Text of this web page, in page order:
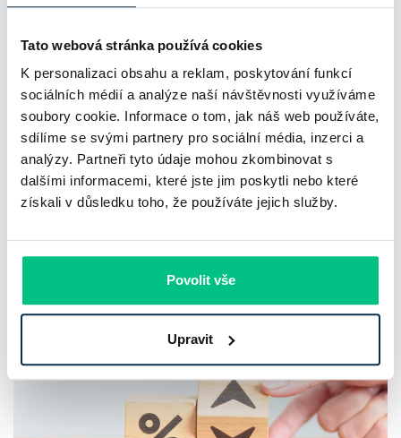
Tato webová stránka používá cookies
K personalizaci obsahu a reklam, poskytování funkcí
sociálních médií a analýze naší návštěvnosti využíváme
soubory cookie. Informace o tom, jak náš web používáte,
sdílíme se svými partnery pro sociální média, inzerci a
analýzy. Partneři tyto údaje mohou zkombinovat s
dalšími informacemi, které jste jim poskytli nebo které
získali v důsledku toho, že používáte jejich služby.
Povolit vše
Upravit
Dlouhodobý vs. krátkodobý pronájem
nemovitosti. Co se investorovi více
vyplatí?
Srovnávat nájemné s příjmy z krátkodobého pronájmu
nestačí. O skutečném výnosu z pronájmu rozhodují provozní
náklady, čas potřebný ke správě nemovitosti i daně.